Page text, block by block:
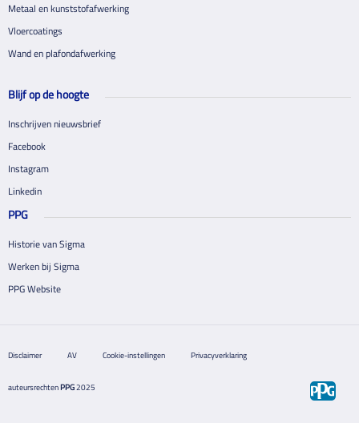
Metaal en kunststofafwerking
Vloercoatings
Wand en plafondafwerking
Blijf op de hoogte
Inschrijven nieuwsbrief
Facebook
Instagram
Linkedin
PPG
Historie van Sigma
Werken bij Sigma
PPG Website
Disclaimer AV Cookie-instellingen Privacyverklaring
auteursrechtenPPG2025